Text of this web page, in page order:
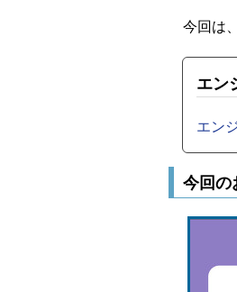
今回は
エン
エン
今回の